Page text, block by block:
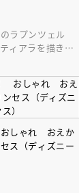
ラプンツェル
ィアラを描きま
しゃれ おえか
ス（ディズニー